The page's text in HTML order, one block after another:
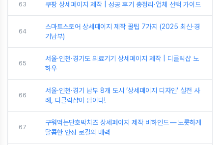
63 쿠팡 상세페이지 제작 | 성공 후기 총정리·업체 선택 가이드
64
스마트스토어 상세페이지 제작 꿀팁 7가지 (2025 최신·경
기남부)
65
서울·인천·경기도 의료기기 상세페이지 제작 | 디클릭샵 노
하우
66
서울·인천·경기 남부 8개 도시 ‘상세페이지 디자인’ 실전 사
례, 디클릭샵이 답이다!
67
구워먹는단호박치즈 상세페이지 제작 비하인드 — 노릇하게
달콤한 안성 로컬의 매력